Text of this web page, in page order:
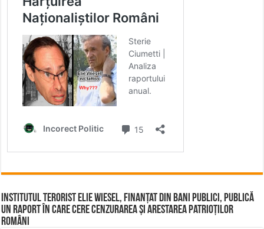
Institutul terorist Elie Wiesel, finanțat din bani publici, publică
un raport în care cere cenzurarea și arestarea patrioților
români